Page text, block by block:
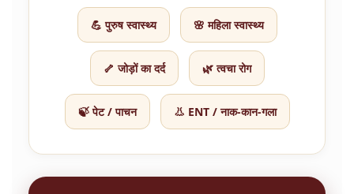
💪 पुरुष स्वास्थ्य 🌸 महिला स्वास्थ्य
🦴 जोड़ों का दर्द 🌿 त्वचा रोग
🍃 पेट / पाचन 👃 ENT / नाक-कान-गला